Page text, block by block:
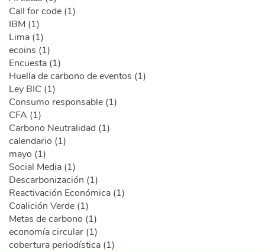
Call for code (1)
IBM (1)
Lima (1)
ecoins (1)
Encuesta (1)
Huella de carbono de eventos (1)
Ley BIC (1)
Consumo responsable (1)
CFA (1)
Carbono Neutralidad (1)
calendario (1)
mayo (1)
Social Media (1)
Descarbonización (1)
Reactivación Económica (1)
Coalición Verde (1)
Metas de carbono (1)
economía circular (1)
cobertura periodística (1)